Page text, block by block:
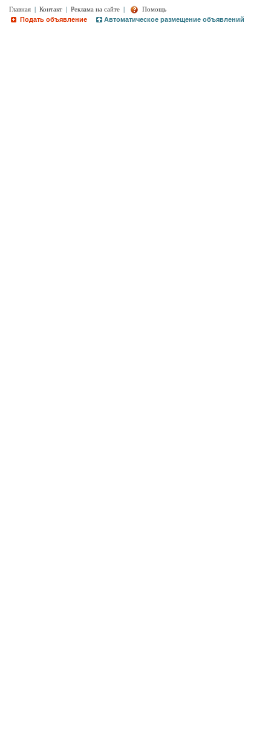
Главная | Контакт | Реклама на сайте |
Помощь
Подать объявление
Автоматическое размещение объявлений